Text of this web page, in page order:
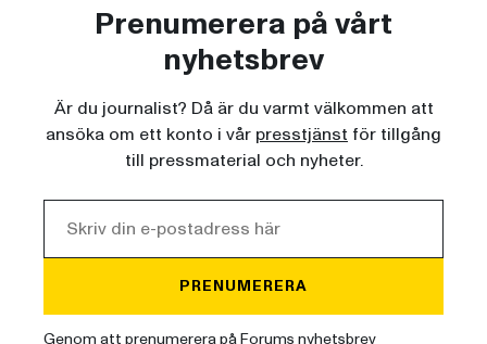
Prenumerera på vårt
nyhetsbrev
Är du journalist? Då är du varmt välkommen att
ansöka om ett konto i vår presstjänst för tillgång
till pressmaterial och nyheter.
PRENUMERERA
Genom att prenumerera på Forums nyhetsbrev